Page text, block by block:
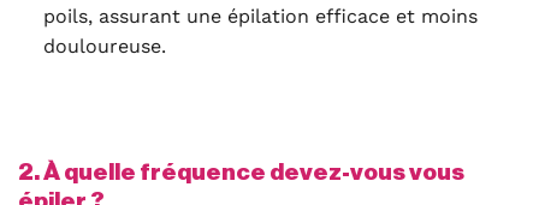
poils, assurant une épilation efficace et moins
douloureuse.
2. À quelle fréquence devez-vous vous